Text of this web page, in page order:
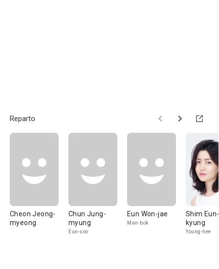
Reparto
Cheon Jeong-
myeong
Chun Jung-
myung
Eun-soo
Eun Won-jae
Man-bok
Shim Eun-
kyung
Young-hee